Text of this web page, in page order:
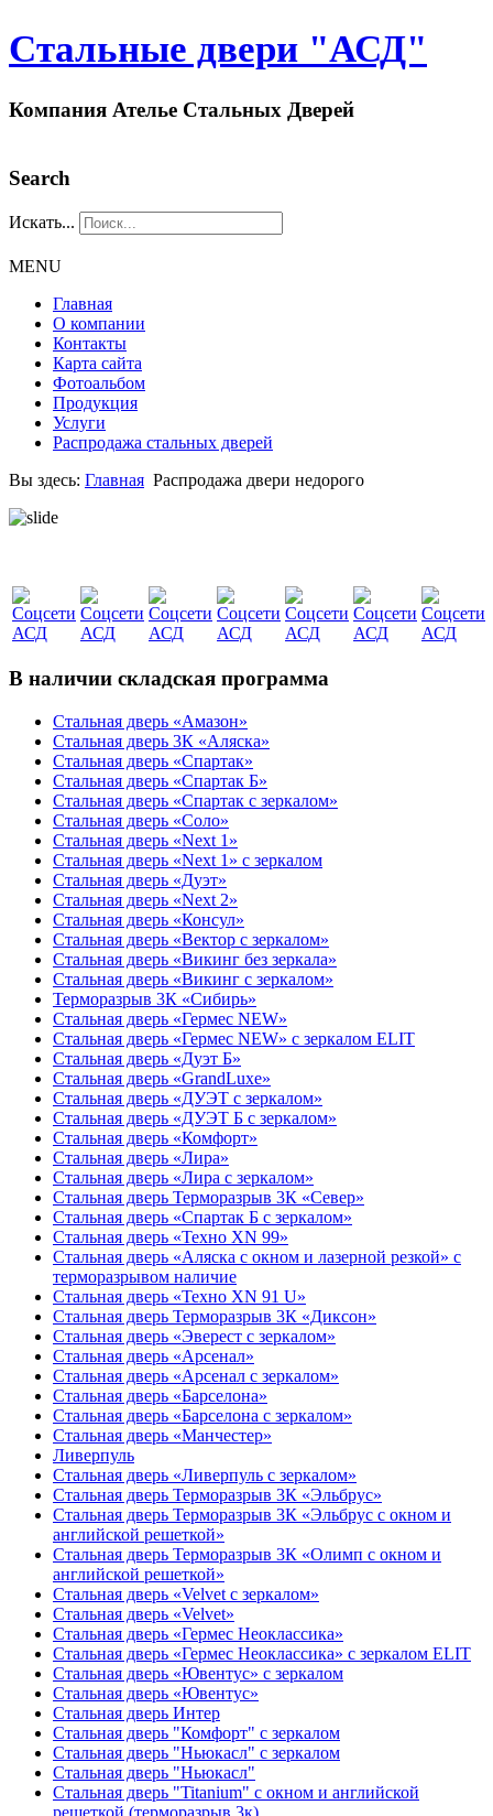
Стальные двери "АСД"
Компания Ателье Стальных Дверей
Search
Искать...
MENU
Главная
О компании
Контакты
Карта сайта
Фотоальбом
Продукция
Услуги
Распродажа стальных дверей
Вы здесь: Главная Распродажа двери недорого
В наличии складская программа
Стальная дверь «Амазон»
Стальная дверь 3К «Аляска»
Стальная дверь «Спартак»
Стальная дверь «Спартак Б»
Стальная дверь «Спартак с зеркалом»
Стальная дверь «Соло»
Стальная дверь «Next 1»
Стальная дверь «Next 1» с зеркалом
Стальная дверь «Дуэт»
Стальная дверь «Next 2»
Стальная дверь «Консул»
Стальная дверь «Вектор с зеркалом»
Стальная дверь «Викинг без зеркала»
Стальная дверь «Викинг c зеркалом»
Терморазрыв 3К «Сибирь»
Стальная дверь «Гермес NEW»
Стальная дверь «Гермес NEW» с зеркалом ELIT
Стальная дверь «Дуэт Б»
Стальная дверь «GrandLuxe»
Стальная дверь «ДУЭТ с зеркалом»
Стальная дверь «ДУЭТ Б с зеркалом»
Стальная дверь «Комфорт»
Стальная дверь «Лира»
Стальная дверь «Лира с зеркалом»
Стальная дверь Терморазрыв 3К «Север»
Стальная дверь «Спартак Б с зеркалом»
Стальная дверь «Техно XN 99»
Стальная дверь «Аляска с окном и лазерной резкой» с
терморазрывом наличие
Стальная дверь «Техно XN 91 U»
Стальная дверь Терморазрыв 3К «Диксон»
Стальная дверь «Эверест с зеркалом»
Стальная дверь «Арсенал»
Стальная дверь «Арсенал с зеркалом»
Стальная дверь «Барселона»
Стальная дверь «Барселона с зеркалом»
Стальная дверь «Манчестер»
Ливерпуль
Стальная дверь «Ливерпуль с зеркалом»
Стальная дверь Терморазрыв 3К «Эльбрус»
Стальная дверь Терморазрыв 3К «Эльбрус с окном и
английской решеткой»
Стальная дверь Терморазрыв 3К «Олимп с окном и
английской решеткой»
Стальная дверь «Velvet с зеркалом»
Стальная дверь «Velvet»
Стальная дверь «Гермес Неоклассика»
Стальная дверь «Гермес Неоклассика» с зеркалом ELIT
Стальная дверь «Ювентус» с зеркалом
Стальная дверь «Ювентус»
Стальная дверь Интер
Стальная дверь "Комфорт" с зеркалом
Стальная дверь "Ньюкасл" с зеркалом
Стальная дверь "Ньюкасл"
Стальная дверь "Titanium" с окном и английской